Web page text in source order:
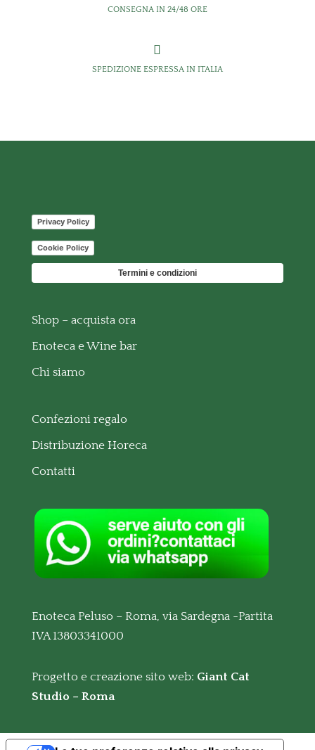
CONSEGNA IN 24/48 ORE

SPEDIZIONE ESPRESSA IN ITALIA
Privacy Policy
Cookie Policy
Termini e condizioni
Shop – acquista ora
Enoteca e Wine bar
Chi siamo
Confezioni regalo
Distribuzione Horeca
Contatti
Enoteca Peluso – Roma, via Sardegna -Partita
IVA 13803341000
Progetto e creazione sito web: Giant Cat
Studio – Roma